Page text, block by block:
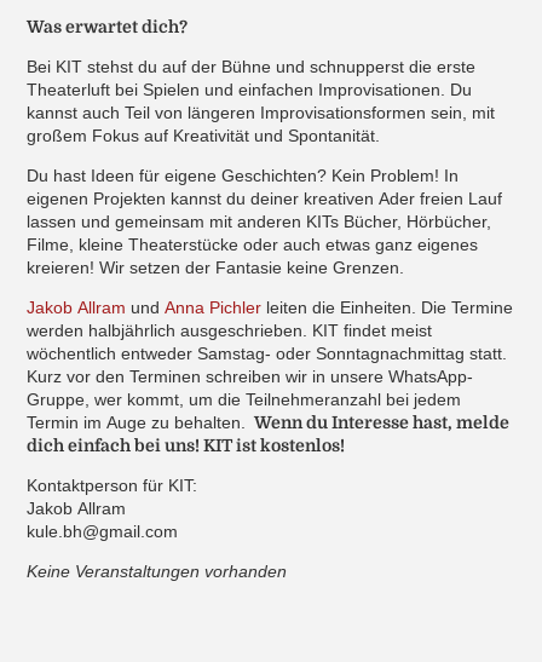
Was erwartet dich?
Bei KIT stehst du auf der Bühne und schnupperst die erste
Theaterluft bei Spielen und einfachen Improvisationen. Du
kannst auch Teil von längeren Improvisationsformen sein, mit
großem Fokus auf Kreativität und Spontanität.
Du hast Ideen für eigene Geschichten? Kein Problem! In
eigenen Projekten kannst du deiner kreativen Ader freien Lauf
lassen und gemeinsam mit anderen KITs Bücher, Hörbücher,
Filme, kleine Theaterstücke oder auch etwas ganz eigenes
kreieren! Wir setzen der Fantasie keine Grenzen.
Jakob Allram undAnna Pichler leiten die Einheiten. Die Termine
werden halbjährlich ausgeschrieben. KIT findet meist
wöchentlich entweder Samstag- oder Sonntagnachmittag statt.
Kurz vor den Terminen schreiben wir in unsere WhatsApp-
Gruppe, wer kommt, um die Teilnehmeranzahl bei jedem
Termin im Auge zu behalten. Wenn du Interesse hast, melde
dich einfach bei uns! KIT ist kostenlos!
Kontaktperson für KIT:
Jakob Allram
kule.bh@gmail.com
Keine Veranstaltungen vorhanden